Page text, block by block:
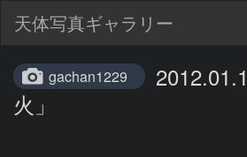
天体写真ギャラリー
gachan1229
火」